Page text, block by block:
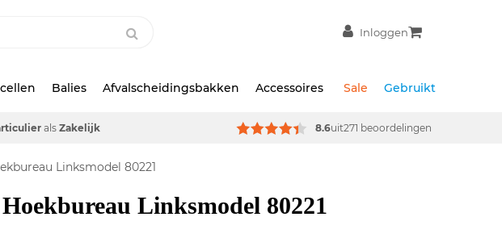
Inloggen
Balies Afvalscheidingsbakken Accessoires Sale Gebruikt
als Zakelijk 8.6uit271 beoordelingen
Linksmodel 80221
Hoekbureau Linksmodel 80221